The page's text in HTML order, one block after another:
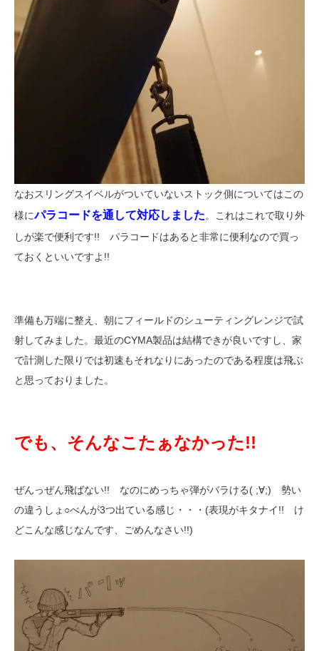
なおスリングスイベルがついていないストック側についてはこの
様にパラコードを通して対応しました。これはこれで取り外
しが楽で便利です!! パラコードはあると非常に便利なので買っ
ておくといいですよ!!
準備も万端に整え、朝にフィールドのシューティングレンジで試
射してみました。最近のCYMA製品は結構できが良いですし、家
で計測した限りでは初速もそれなりにあったのである程度は飛ぶ
と思っておりました。
でも、そんなこたぁなかった!!
ぜんっぜん飛ばない!! なのにめっちゃ弾がバラける( ;∀;) 勢い
の違うしょ○べんが3つ出ている感じ・・・(表現がキタナイ!! け
どこんな感じなんです、ごめんなさい!!)